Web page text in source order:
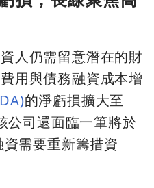
人仍需留意潛在的財
用與債務融資成本增
的淨虧損擴大至
公司還面臨一筆將於
需要重新籌措資